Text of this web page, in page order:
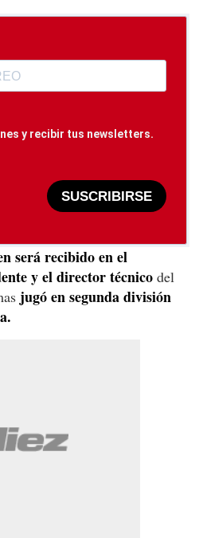
y recibir tus newsletters.
SUSCRIBIRSE
será recibido en el
y el director técnico del
jugó en segunda división